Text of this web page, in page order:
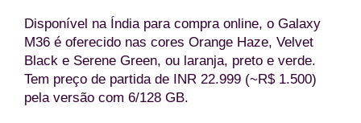
Disponível na Índia para compra online, o Galaxy
M36 é oferecido nas cores Orange Haze, Velvet
Black e Serene Green, ou laranja, preto e verde.
Tem preço de partida de INR 22.999 (~R$ 1.500)
pela versão com 6/128 GB.